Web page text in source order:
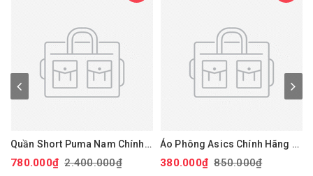
Quần Short Puma Nam Chính
Hãng - 101 Solid 9" Golf
Shorts - Màu đỏ | JapanSport
780.000₫ 2.400.000₫
Áo Phông Asics Chính Hãng -
Dry Printed Volleyball Jerseys
- Màu Đen | JapanSport
380.000₫ 850.000₫